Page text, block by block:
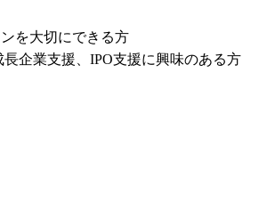
を大切にできる方
長企業支援、IPO支援に興味のある方